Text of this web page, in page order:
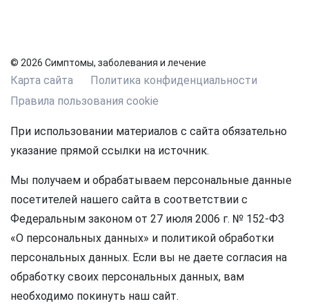
© 2026 Симптомы, заболевания и лечение
Карта сайта
Политика конфиденциальности
Правила пользования cookie
При использовании материалов с сайта обязательно
указание прямой ссылки на источник.
Мы получаем и обрабатываем персональные данные
посетителей нашего сайта в соответствии с
Федеральным законом от 27 июля 2006 г. № 152-ФЗ
«О персональных данных» и политикой обработки
персональных данных. Если вы не даете согласия на
обработку своих персональных данных, вам
необходимо покинуть наш сайт.